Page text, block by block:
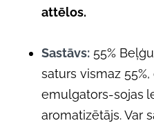
attēlos.
Sastāvs: 55%
saturs vismaz
emulgators-sojas
aromatizētājs. Var